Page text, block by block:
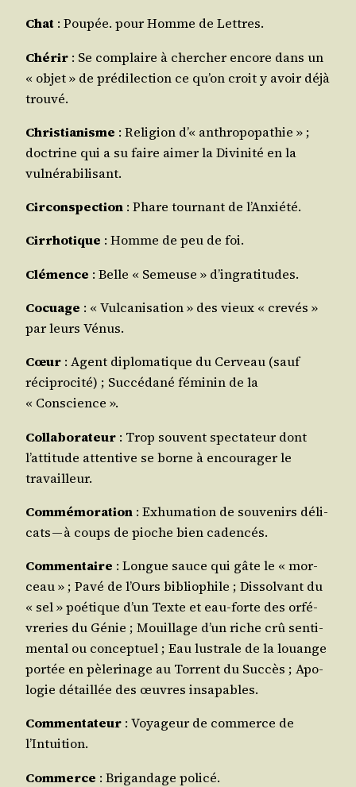
Chat : Pou­pée. pour Homme de Lettres.
Ché­rir : Se com­plaire à cher­cher encore dans un
« objet » de pré­di­lec­tion ce qu’on croit y avoir déjà
trouvé.
Chris­tia­nisme : Reli­gion d’« anthro­po­pa­thie » ;
doc­trine qui a su faire aimer la Divi­ni­té en la
vulnérabilisant.
Cir­cons­pec­tion : Phare tour­nant de l’Anxiété.
Cir­rho­tique : Homme de peu de foi.
Clé­mence : Belle « Semeuse » d’ingratitudes.
Cocuage : « Vul­ca­ni­sa­tion » des vieux « cre­vés »
par leurs Vénus.
Cœur : Agent diplo­ma­tique du Cer­veau (sauf
réci­pro­ci­té) ; Suc­cé­da­né fémi­nin de la
« Conscience ».
Col­la­bo­ra­teur : Trop sou­vent spec­ta­teur dont
l’at­ti­tude atten­tive se borne à encou­ra­ger le
travailleur.
Com­mé­mo­ra­tion : Exhu­ma­tion de sou­ve­nirs déli­
cats — à coups de pioche bien cadencés.
Com­men­taire : Longue sauce qui gâte le « mor­
ceau » ; Pavé de l’Ours biblio­phile ; Dis­sol­vant du
« sel » poé­tique d’un Texte et eau-forte des orfé­
vre­ries du Génie ; Mouillage d’un riche crû sen­ti­
men­tal ou concep­tuel ; Eau lus­trale de la louange
por­tée en pèle­ri­nage au Tor­rent du Suc­cès ; Apo­
lo­gie détaillée des œuvres insapables.
Com­men­ta­teur : Voya­geur de com­merce de
l’Intuition.
Com­merce : Bri­gan­dage policé.